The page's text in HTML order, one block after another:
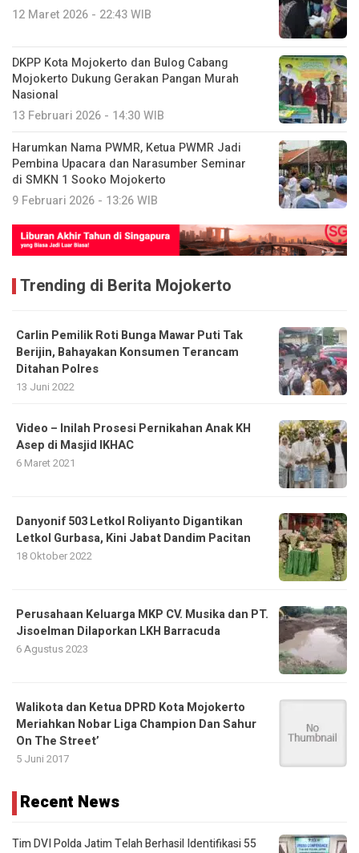
12 Maret 2026 - 22:43 WIB
DKPP Kota Mojokerto dan Bulog Cabang
Mojokerto Dukung Gerakan Pangan Murah
Nasional
13 Februari 2026 - 14:30 WIB
Harumkan Nama PWMR, Ketua PWMR Jadi
Pembina Upacara dan Narasumber Seminar
di SMKN 1 Sooko Mojokerto
9 Februari 2026 - 13:26 WIB
Trending di Berita Mojokerto
Carlin Pemilik Roti Bunga Mawar Puti Tak
Berijin, Bahayakan Konsumen Terancam
Ditahan Polres
13 Juni 2022
Video – Inilah Prosesi Pernikahan Anak KH
Asep di Masjid IKHAC
6 Maret 2021
Danyonif 503 Letkol Roliyanto Digantikan
Letkol Gurbasa, Kini Jabat Dandim Pacitan
18 Oktober 2022
Perusahaan Keluarga MKP CV. Musika dan PT.
Jisoelman Dilaporkan LKH Barracuda
6 Agustus 2023
Walikota dan Ketua DPRD Kota Mojokerto
Meriahkan Nobar Liga Champion Dan Sahur
On The Street’
5 Juni 2017
Recent News
Tim DVI Polda Jatim Telah Berhasil Identifikasi 55